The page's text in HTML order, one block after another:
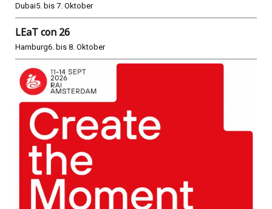
Dubai5. bis 7. Oktober
LEaT con 26
Hamburg6. bis 8. Oktober